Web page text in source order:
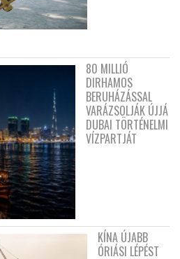
80 MILLIÓ
DIRHAMOS
BERUHÁZÁSSAL
VARÁZSOLJÁK ÚJJÁ
DUBAI TÖRTÉNELMI
VÍZPARTJÁT
KÍNA ÚJABB
ÓRIÁSI LÉPÉST